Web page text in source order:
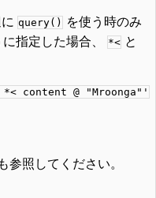
query()
を使う時のみ
指定した場合、
*< と
content @ "Mroonga"'
参照してください。